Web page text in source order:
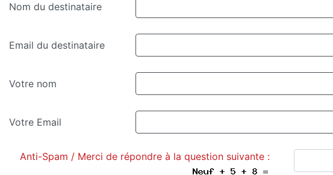
Nom du destinataire
Email du destinataire
Votre nom
Votre Email
Anti-Spam / Merci de répondre à la question suivante :